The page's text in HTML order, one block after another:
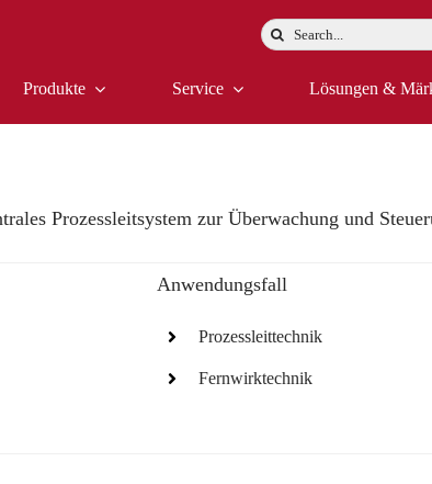
Suche
Produkte Service Lösungen &
Prozessleitsystem zur Überwachung und
Anwendungsfall
Prozessleittechnik
Fernwirktechnik